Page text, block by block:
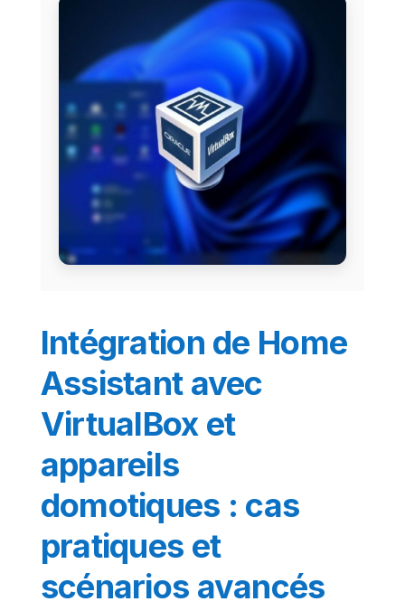
Intégration de Home
Assistant avec
VirtualBox et
appareils
domotiques : cas
pratiques et
scénarios avancés